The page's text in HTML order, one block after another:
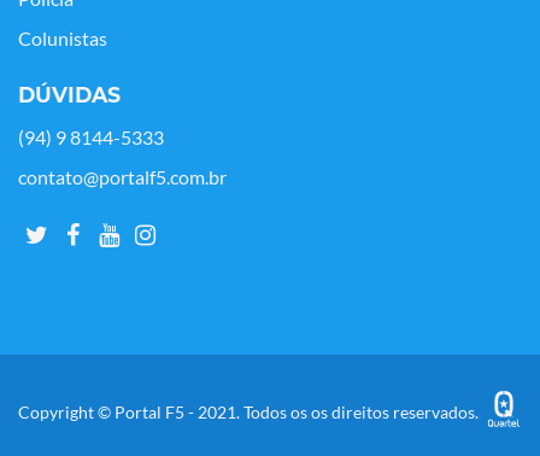
Colunistas
DÚVIDAS
(94) 9 8144-5333
contato@portalf5.com.br
Copyright © Portal F5 - 2021. Todos os os direitos reservados.